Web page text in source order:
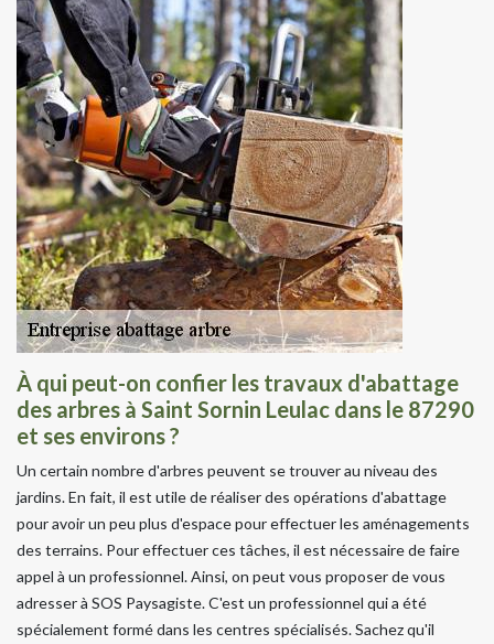
À qui peut-on confier les travaux d'abattage
des arbres à Saint Sornin Leulac dans le 87290
et ses environs ?
Un certain nombre d'arbres peuvent se trouver au niveau des
jardins. En fait, il est utile de réaliser des opérations d'abattage
pour avoir un peu plus d'espace pour effectuer les aménagements
des terrains. Pour effectuer ces tâches, il est nécessaire de faire
appel à un professionnel. Ainsi, on peut vous proposer de vous
adresser à SOS Paysagiste. C'est un professionnel qui a été
spécialement formé dans les centres spécialisés. Sachez qu'il